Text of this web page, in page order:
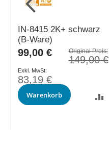
IN-8415 2K+ schwarz
(B-Ware)
Original Preis:
149,00 €
Sonderpreis
99,00 €
83,19 €
Warenkorb